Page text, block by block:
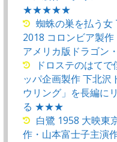
★★★★★
蜘蛛の巣を払う
2018 コロンビア製
アメリカ版ドラゴン
ドロステのはて
ッパ企画製作 下北沢
ウリング」を長編に
る ★★★
白鷺 1958 大映東
作・山本富士子主演